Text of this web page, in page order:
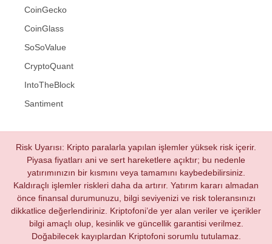
CoinGecko
CoinGlass
SoSoValue
CryptoQuant
IntoTheBlock
Santiment
Risk Uyarısı: Kripto paralarla yapılan işlemler yüksek risk içerir.
Piyasa fiyatları ani ve sert hareketlere açıktır; bu nedenle
yatırımınızın bir kısmını veya tamamını kaybedebilirsiniz.
Kaldıraçlı işlemler riskleri daha da artırır. Yatırım kararı almadan
önce finansal durumunuzu, bilgi seviyenizi ve risk toleransınızı
dikkatlice değerlendiriniz. Kriptofoni’de yer alan veriler ve içerikler
bilgi amaçlı olup, kesinlik ve güncellik garantisi verilmez.
Doğabilecek kayıplardan Kriptofoni sorumlu tutulamaz.